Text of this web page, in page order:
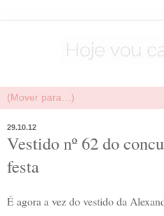
29.10.12
Vestido nº 62 do
festa
É agora a vez do vestido da